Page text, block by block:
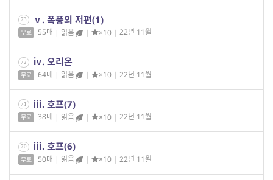
73 ⅴ. 폭풍의 저편(1)
무료 55매 | 읽음 | ×10 | 22년 11월
72 ⅳ. 오리온
무료 64매 | 읽음 | ×10 | 22년 11월
71 ⅲ. 호프(7)
무료 38매 | 읽음 | ×10 | 22년 11월
70 ⅲ. 호프(6)
무료 50매 | 읽음 | ×10 | 22년 11월